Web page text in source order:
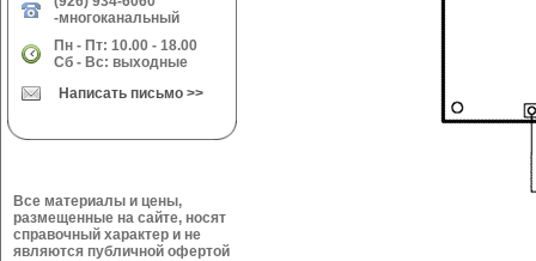
-многоканальный
Пн - Пт: 10.00 - 18.00
Сб - Вс: выходные
Написать письмо >>
Все материалы и цены,
размещенные на сайте, носят
справочный характер и не
являются публичной офертой